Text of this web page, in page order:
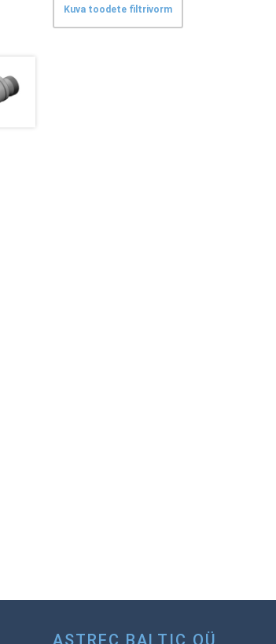
Kuva toodete filtrivorm
ASTREC BALTIC OÜ